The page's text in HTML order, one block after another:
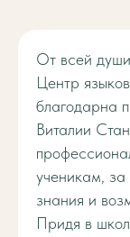
От всей
Центр
благодарна
Виталии
ученикам, за
знания и
Придя в